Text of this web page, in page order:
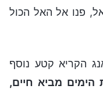
פנו אל האל הכול
הקריא קטע נוסף
מביא חיים,